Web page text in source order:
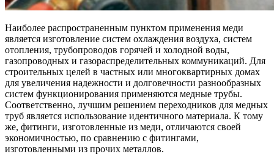
Наиболее распространенным пунктом применения меди
является изготовление систем охлаждения воздуха, систем
отопления, трубопроводов горячей и холодной воды,
газопроводных и газораспределительных коммуникаций. Для
строительных целей в частных или многоквартирных домах
для увеличения надежности и долговечности разнообразных
систем функционирования применяются медные трубы.
Соответственно, лучшим решением переходников для медных
труб является использование идентичного материала. К тому
же, фитинги, изготовленные из меди, отличаются своей
экономичностью, по сравнению с фитингами,
изготовленными из прочих металлов.